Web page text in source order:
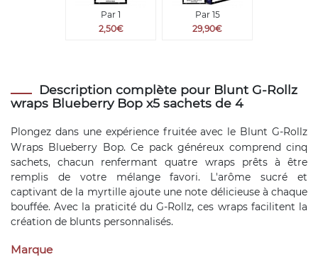
Par 1
2,50€
Par 15
29,90€
Description complète pour Blunt G-Rollz
wraps Blueberry Bop x5 sachets de 4
Plongez dans une expérience fruitée avec le Blunt G-Rollz
Wraps Blueberry Bop. Ce pack généreux comprend cinq
sachets, chacun renfermant quatre wraps prêts à être
remplis de votre mélange favori. L'arôme sucré et
captivant de la myrtille ajoute une note délicieuse à chaque
bouffée. Avec la praticité du G-Rollz, ces wraps facilitent la
création de blunts personnalisés.
Marque